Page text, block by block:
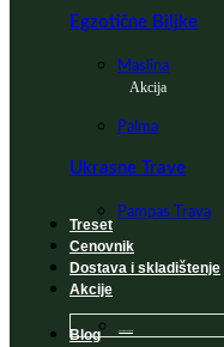
Egzotične Biljke
Maslina
Akcija
Palma
Ukrasne Trave
Pampas Trava
Treset
Cenovnik
Dostava i skladištenje
Akcije
Blog